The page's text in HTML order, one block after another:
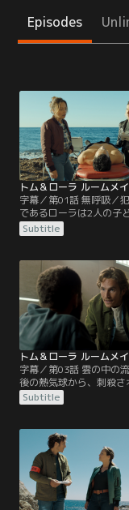
Episodes
字幕／第01話 無呼吸／
であるローラは2人の子
す家に、麻薬取締課の刑
別れたばかりの親友トム
バーが他殺体で発見さ
性の恋人のかばんの中
つかる。ローラ率いるチ
調べるが、彼女はトムの
で、彼以外には黙秘を貫
Subtitle
字幕／第03話 雲の中の
後の熱気球から、刺殺さ
見つかる。離陸時も着陸
は1人だったという状況
ら、飛行前に被害者と怪
きをしていたという前科
として浮上。そんなな
体に残された傷痕から
の想定を裏切るある仮
がる。
Subtitle